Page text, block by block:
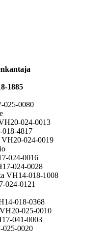
1885
025-0080
024-0013
4817
024-0019
024-0016
024-0028
VH14-018-1008
024-0121
018-0368
025-0010
041-0003
025-0020